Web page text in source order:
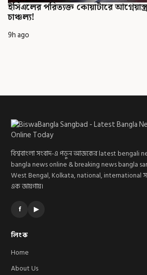
ইসিএলের পরিত্যক্ত কোয়ার্টারে
চাঞ্চল্য!
9h ago
বিশ্ববাংলা সংবাদ-এ পড়ুন আজকের latest bengali
bangla news online & breaking news bangla
West Bengal, Kolkata, national, international
এক জায়গায়।
f ▶
লিংক
Home
About Us